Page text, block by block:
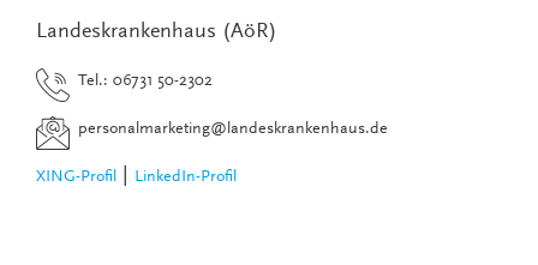
Landeskrankenhaus (AöR)
Tel.: 06731 50-2302
personalmarketing@landeskrankenhaus.de
XING-Profil LinkedIn-Profil